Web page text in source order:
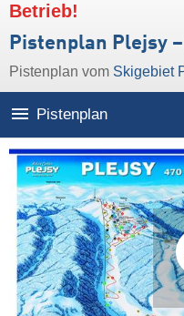
Betrieb!
Pistenplan Plejsy
Pistenplan vom Skigebiet
Pistenplan